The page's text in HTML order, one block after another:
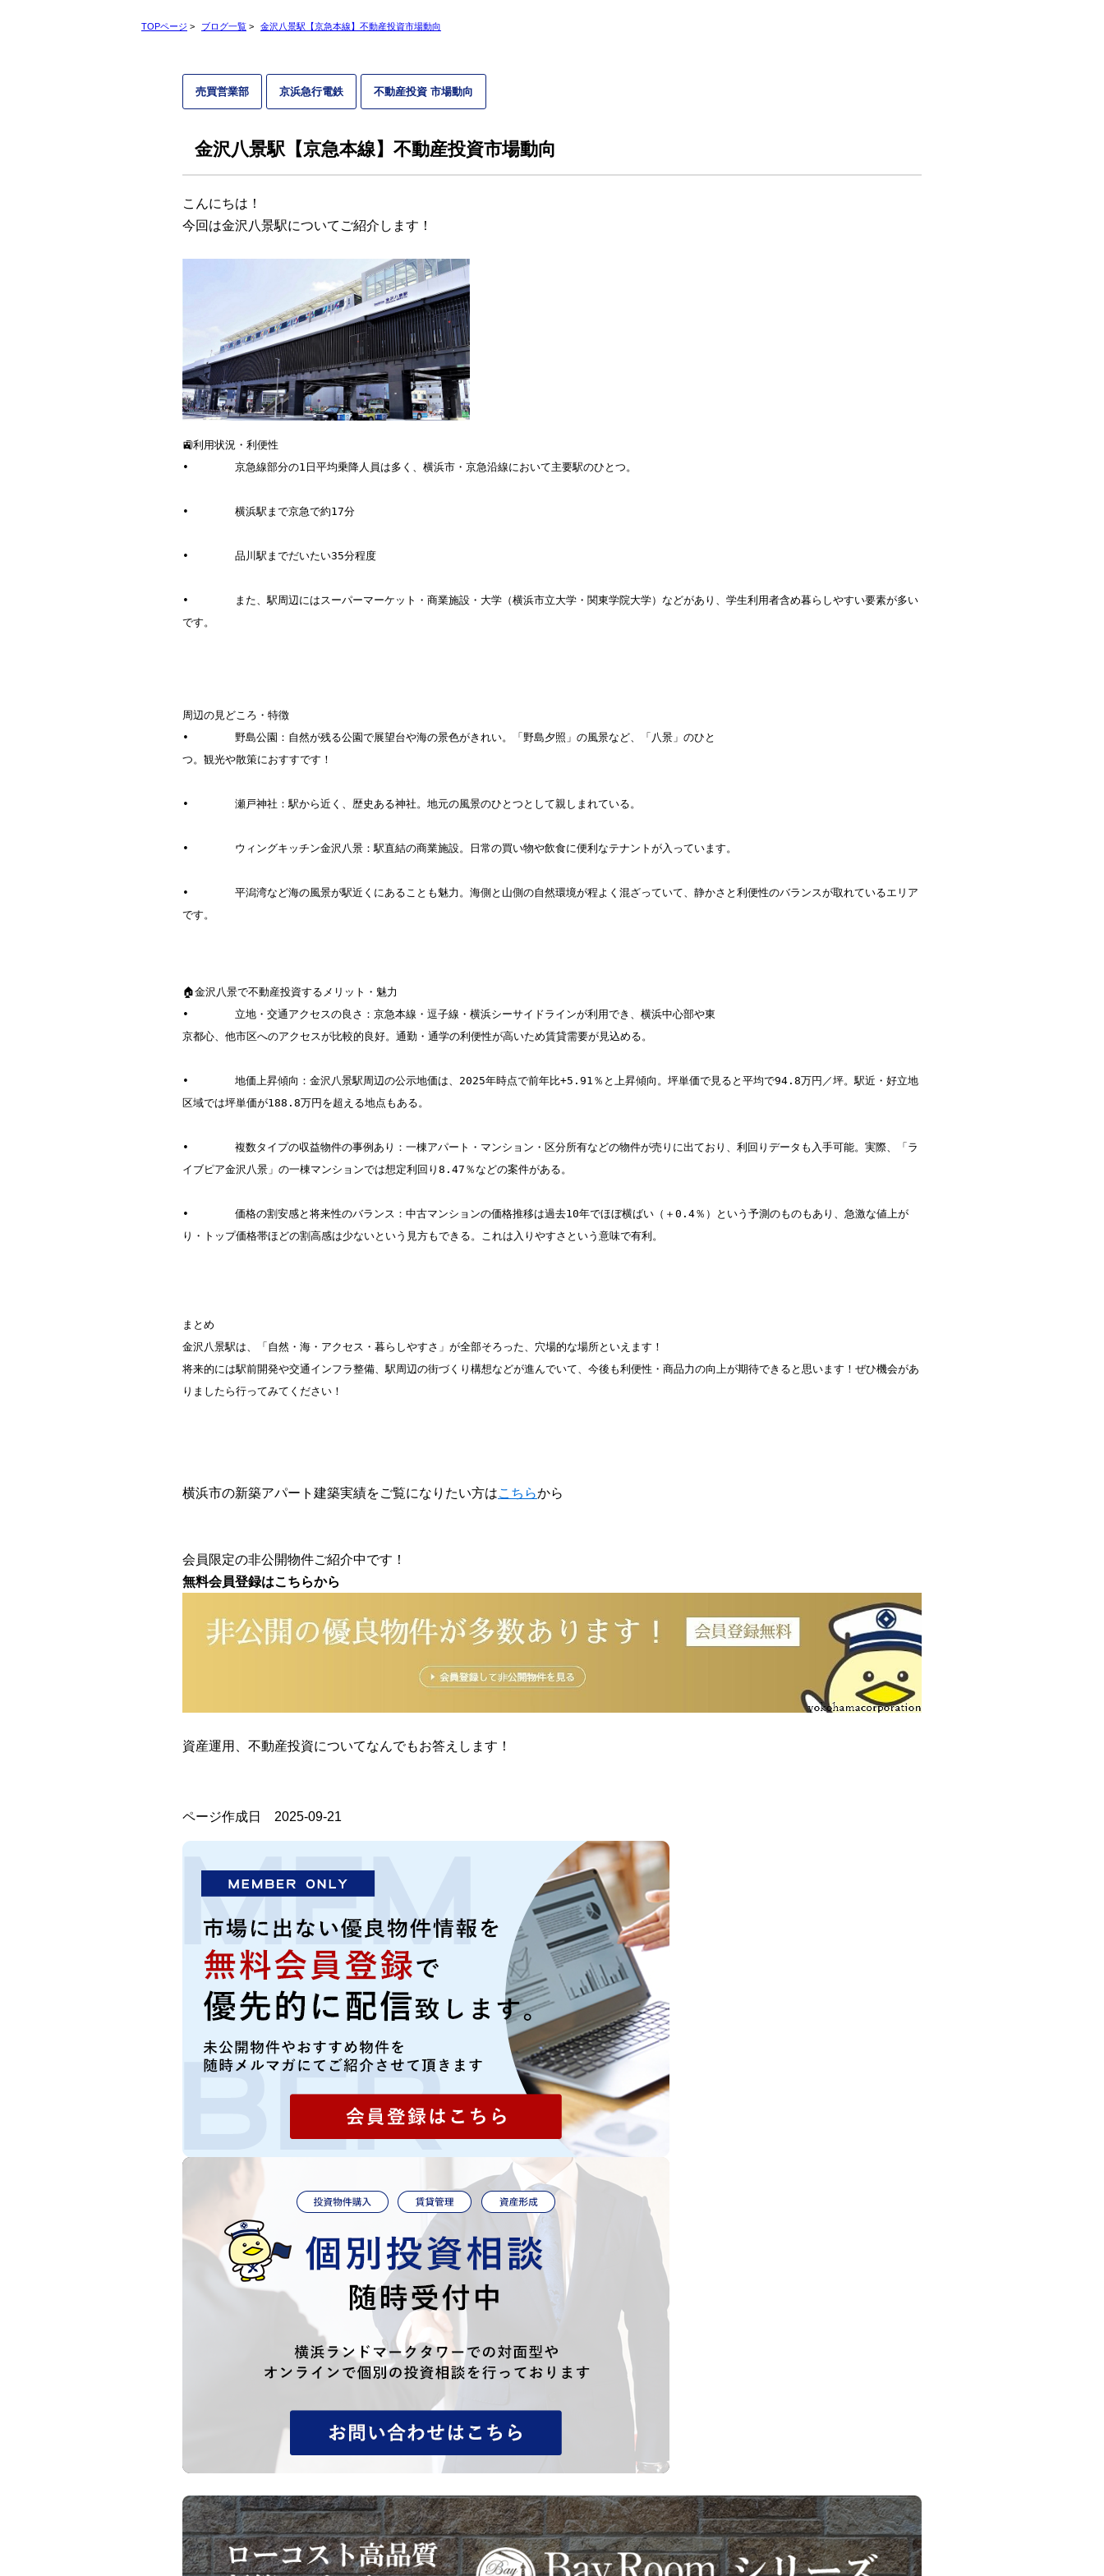
TOPページ > ブログ一覧 > 金沢八景駅【京急本線】不動産投資市場動向
売買営業部 京浜急行電鉄 不動産投資 市場動向
金沢八景駅【京急本線】不動産投資市場動向
こんにちは！
今回は金沢八景駅についてご紹介します！
🚉利用状況・利便性
•	京急線部分の1日平均乗降人員は多く、横浜市・京急沿線において主要駅のひとつ。
•	横浜駅まで京急で約17分
•	品川駅までだいたい35分程度
•	また、駅周辺にはスーパーマーケット・商業施設・大学（横浜市立大学・関東学院大学）などがあり、学生利用者含め暮らしやすい要素が多い
です。
周辺の見どころ・特徴
•	野島公園：自然が残る公園で展望台や海の景色がきれい。「野島夕照」の風景など、「八景」のひと
つ。観光や散策におすすです！
•	瀬戸神社：駅から近く、歴史ある神社。地元の風景のひとつとして親しまれている。
•	ウィングキッチン金沢八景：駅直結の商業施設。日常の買い物や飲食に便利なテナントが入っています。
•	平潟湾など海の風景が駅近くにあることも魅力。海側と山側の自然環境が程よく混ざっていて、静かさと利便性のバランスが取れているエリア
です。
🏠金沢八景で不動産投資するメリット・魅力
•	立地・交通アクセスの良さ：京急本線・逗子線・横浜シーサイドラインが利用でき、横浜中心部や東
京都心、他市区へのアクセスが比較的良好。通勤・通学の利便性が高いため賃貸需要が見込める。
•	地価上昇傾向：金沢八景駅周辺の公示地価は、2025年時点で前年比+5.91％と上昇傾向。坪単価で見ると平均で94.8万円／坪。駅近・好立地
区域では坪単価が188.8万円を超える地点もある。
•	複数タイプの収益物件の事例あり：一棟アパート・マンション・区分所有などの物件が売りに出ており、利回りデータも入手可能。実際、「ラ
イブピア金沢八景」の一棟マンションでは想定利回り8.47％などの案件がある。
•	価格の割安感と将来性のバランス：中古マンションの価格推移は過去10年でほぼ横ばい（＋0.4％）という予測のものもあり、急激な値上が
り・トップ価格帯ほどの割高感は少ないという見方もできる。これは入りやすさという意味で有利。
まとめ
金沢八景駅は、「自然・海・アクセス・暮らしやすさ」が全部そろった、穴場的な場所といえます！
将来的には駅前開発や交通インフラ整備、駅周辺の街づくり構想などが進んでいて、今後も利便性・商品力の向上が期待できると思います！ぜひ機会があ
りましたら行ってみてください！
横浜市の新築アパート建築実績をご覧になりたい方はこちらから
会員限定の非公開物件ご紹介中です！
無料会員登録はこちらから
資産運用、不動産投資についてなんでもお答えします！
ページ作成日 2025-09-21